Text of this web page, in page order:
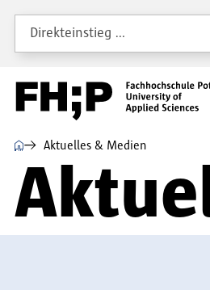
Direkt zum Inhalt
Direkt zur Hauptnavigation
Direkt zum Fußbereich
Direkteinstieg …
⌂ Aktuelles & Medien